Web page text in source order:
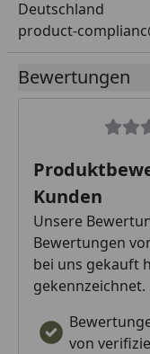
Deutschland
product-
Bewertungen
Kunden
Unsere
Bewertungen
bei uns gekauft
gekennzeichnet.
von